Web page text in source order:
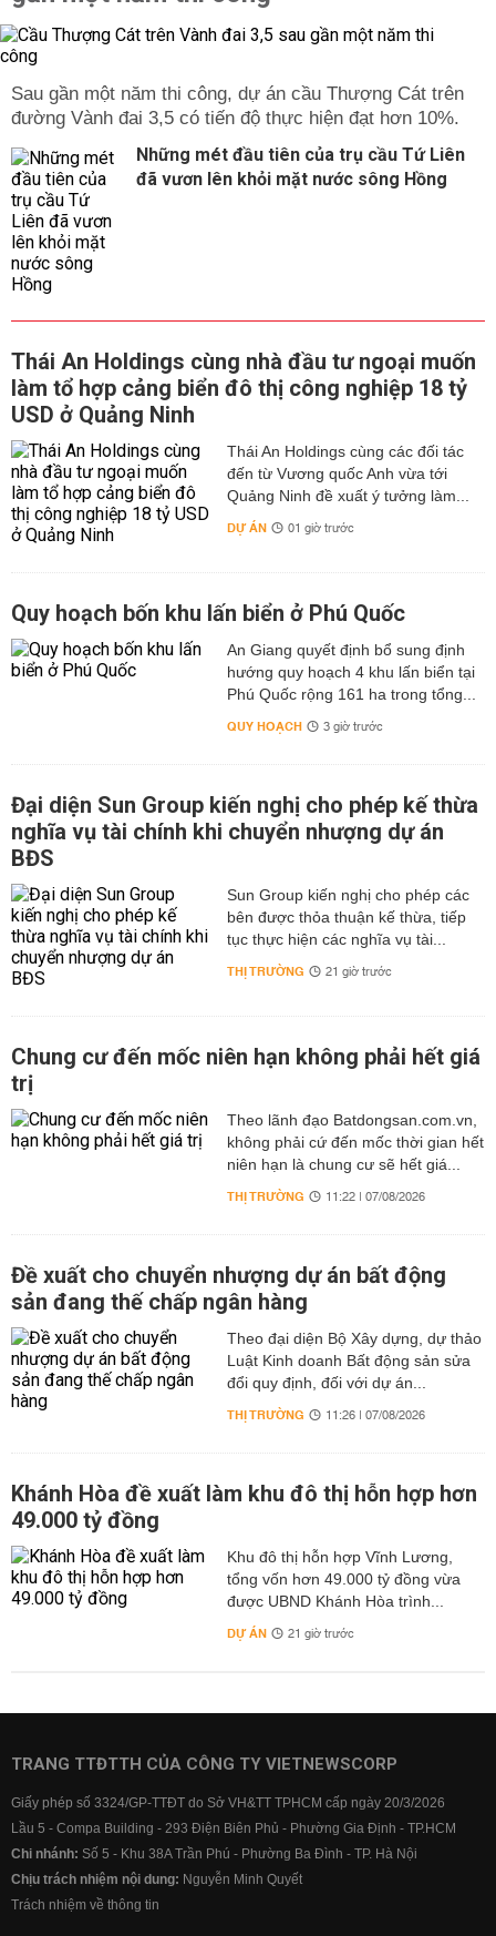
Sau gần một năm thi công, dự án cầu Thượng Cát trên
đường Vành đai 3,5 có tiến độ thực hiện đạt hơn 10%.
Những mét đầu tiên của trụ cầu Tứ Liên
đã vươn lên khỏi mặt nước sông Hồng
Thái An Holdings cùng nhà đầu tư ngoại muốn
làm tổ hợp cảng biển đô thị công nghiệp 18 tỷ
USD ở Quảng Ninh
Thái An Holdings cùng các đối tác
đến từ Vương quốc Anh vừa tới
Quảng Ninh đề xuất ý tưởng làm...
DỰ ÁN 01 giờ trước
Quy hoạch bốn khu lấn biển ở Phú Quốc
An Giang quyết định bổ sung định
hướng quy hoạch 4 khu lấn biển tại
Phú Quốc rộng 161 ha trong tổng...
QUY HOẠCH 3 giờ trước
Đại diện Sun Group kiến nghị cho phép kế thừa
nghĩa vụ tài chính khi chuyển nhượng dự án
BĐS
Sun Group kiến nghị cho phép các
bên được thỏa thuận kế thừa, tiếp
tục thực hiện các nghĩa vụ tài...
THỊ TRƯỜNG 21 giờ trước
Chung cư đến mốc niên hạn không phải hết giá
trị
Theo lãnh đạo Batdongsan.com.vn,
không phải cứ đến mốc thời gian hết
niên hạn là chung cư sẽ hết giá...
THỊ TRƯỜNG 11:22 | 07/08/2026
Đề xuất cho chuyển nhượng dự án bất động
sản đang thế chấp ngân hàng
Theo đại diện Bộ Xây dựng, dự thảo
Luật Kinh doanh Bất động sản sửa
đổi quy định, đối với dự án...
THỊ TRƯỜNG 11:26 | 07/08/2026
Khánh Hòa đề xuất làm khu đô thị hỗn hợp hơn
49.000 tỷ đồng
Khu đô thị hỗn hợp Vĩnh Lương,
tổng vốn hơn 49.000 tỷ đồng vừa
được UBND Khánh Hòa trình...
DỰ ÁN 21 giờ trước
TRANG TTĐTTH CỦA CÔNG TY VIETNEWSCORP
Giấy phép số 3324/GP-TTĐT do Sở VH&TT TPHCM cấp ngày 20/3/2026
Lầu 5 - Compa Building - 293 Điện Biên Phủ - Phường Gia Định - TP.HCM
Chi nhánh: Số 5 - Khu 38A Trần Phú - Phường Ba Đình - TP. Hà Nội
Chịu trách nhiệm nội dung: Nguyễn Minh Quyết
Trách nhiệm về thông tin